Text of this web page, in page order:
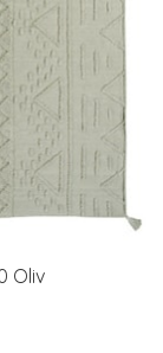
Oliv